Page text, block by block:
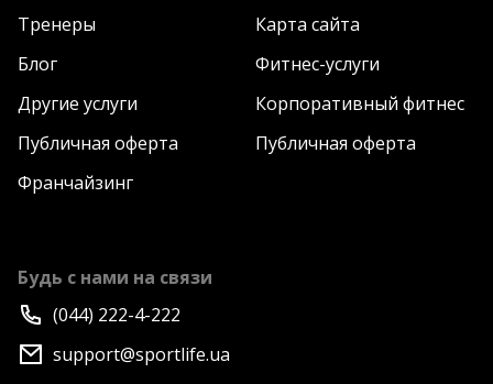
Тренеры
Карта сайта
Блог
Фитнес-услуги
Другие услуги
Корпоративный фитнес
Публичная оферта
Публичная оферта
Франчайзинг
Будь с нами на связи
(044) 222-4-222
support@sportlife.ua